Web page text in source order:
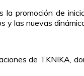
promoción de
y las nuevas
de TKNIKA,